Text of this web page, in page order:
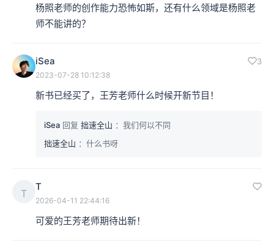
杨照老师的创作能力恐怖如斯，还有什么领域是杨照老
师不能讲的？
iSea 3
2023-07-28 10:12:38
新书已经买了，王芳老师什么时候开新节目！
iSea 回复 拙速全山 ：我们何以不同
拙速全山 ：什么书呀
T
T
2026-04-11 22:44:16
可爱的王芳老师期待出新！